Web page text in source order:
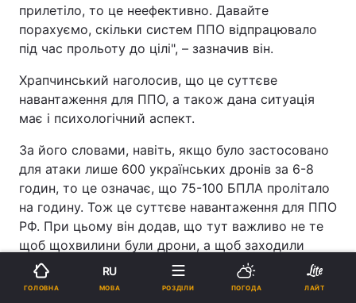
прилетіло, то це неефективно. Давайте
порахуємо, скільки систем ППО відпрацювало
під час прольоту до цілі", – зазначив він.
Храпчинський наголосив, що це суттєве
навантаження для ППО, а також дана ситуація
має і психологічний аспект.
За його словами, навіть, якщо було застосовано
для атаки лише 600 українських дронів за 6-8
годин, то це означає, що 75-100 БПЛА пролітало
на годину. Тож це суттєве навантаження для ППО
РФ. При цьому він додав, що тут важливо не те
щоб щохвилини були дрони, а щоб заходили
групами по 20-50 дронів в один сектор.
Експерт також поділився, що OSINT спільнота
ГОЛОВНА
RU
МОВА РОЗДІЛИ ПОГОДА ЛАЙТ